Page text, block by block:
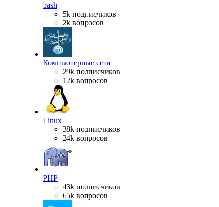
bash
5k подписчиков
2k вопросов
Компьютерные сети
29k подписчиков
12k вопросов
Linux
38k подписчиков
24k вопросов
PHP
43k подписчиков
65k вопросов